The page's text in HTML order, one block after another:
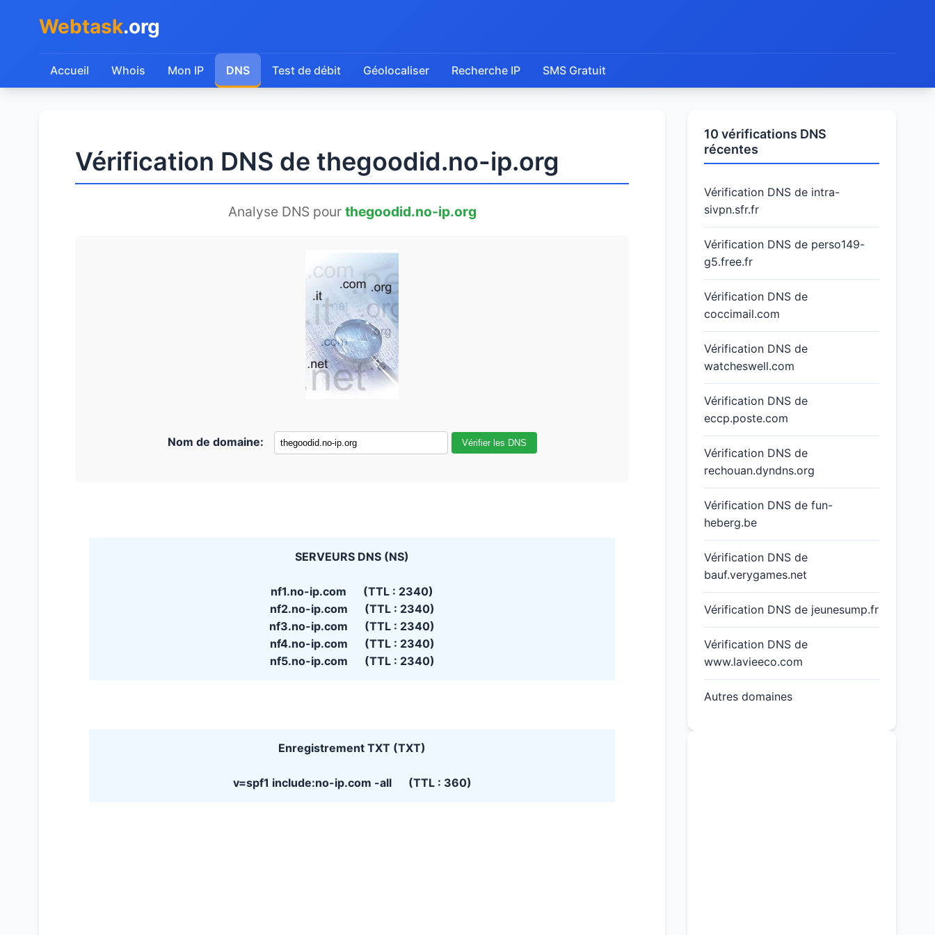
Webtask.org
Accueil Whois Mon IP DNS Test de débit Géolocaliser Recherche IP SMS Gratuit
Vérification DNS de thegoodid.no-ip.org
Analyse DNS pour thegoodid.no-ip.org
Nom de domaine: Vérifier les DNS
SERVEURS DNS (NS)
nf1.no-ip.com (TTL : 2340)
nf2.no-ip.com (TTL : 2340)
nf3.no-ip.com (TTL : 2340)
nf4.no-ip.com (TTL : 2340)
nf5.no-ip.com (TTL : 2340)
Enregistrement TXT (TXT)
v=spf1 include:no-ip.com -all (TTL : 360)
10 vérifications DNS
récentes
Vérification DNS de intra-
sivpn.sfr.fr
Vérification DNS de perso149-
g5.free.fr
Vérification DNS de
coccimail.com
Vérification DNS de
watcheswell.com
Vérification DNS de
eccp.poste.com
Vérification DNS de
rechouan.dyndns.org
Vérification DNS de fun-
heberg.be
Vérification DNS de
bauf.verygames.net
Vérification DNS de jeunesump.fr
Vérification DNS de
www.lavieeco.com
Autres domaines